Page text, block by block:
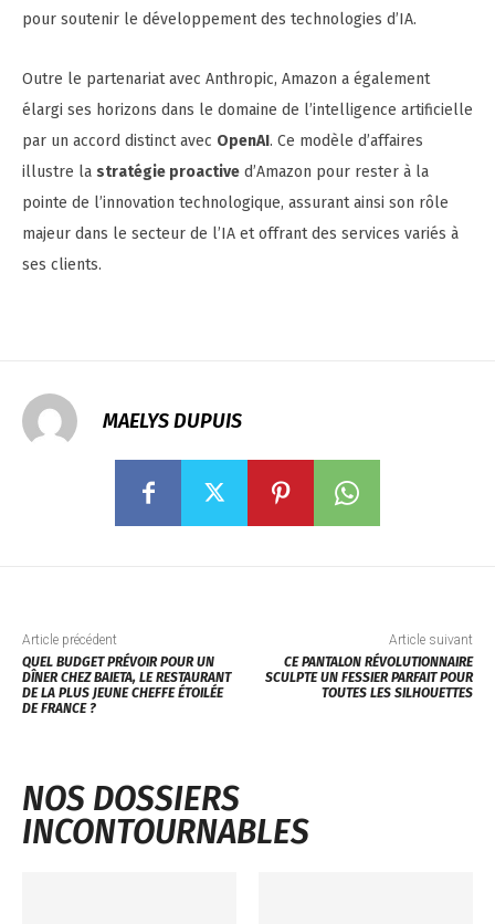
pour soutenir le développement des technologies d’IA.
Outre le partenariat avec Anthropic, Amazon a également
élargi ses horizons dans le domaine de l’intelligence artificielle
par un accord distinct avec OpenAI. Ce modèle d’affaires
illustre la stratégie proactive d’Amazon pour rester à la
pointe de l’innovation technologique, assurant ainsi son rôle
majeur dans le secteur de l’IA et offrant des services variés à
ses clients.
MAELYS DUPUIS
Article précédent
QUEL BUDGET PRÉVOIR POUR UN
DÎNER CHEZ BAIETA, LE RESTAURANT
DE LA PLUS JEUNE CHEFFE ÉTOILÉE
DE FRANCE ?
Article suivant
CE PANTALON RÉVOLUTIONNAIRE
SCULPTE UN FESSIER PARFAIT POUR
TOUTES LES SILHOUETTES
NOS DOSSIERS
INCONTOURNABLES